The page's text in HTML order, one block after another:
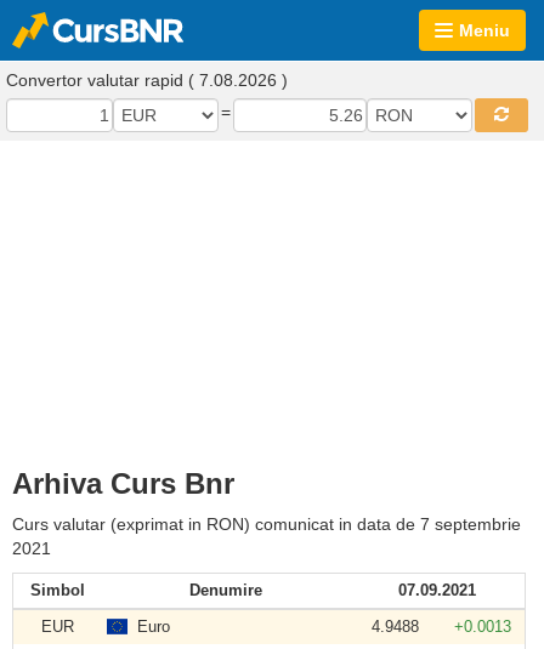
Meniu
Convertor valutar rapid ( 7.08.2026 )
=
Arhiva Curs Bnr
Curs valutar (exprimat in RON) comunicat in data de 7 septembrie
2021
Simbol Denumire
07.09.2021
EUR
Euro 4.9488
+0.0013